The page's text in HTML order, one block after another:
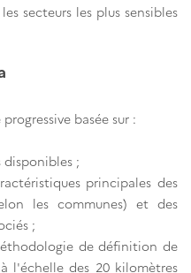
secteurs les plus sensibles
basée sur :
disponibles ;
principales des
les communes) et des
;
de définition de
l'échelle des 20 kilomètres